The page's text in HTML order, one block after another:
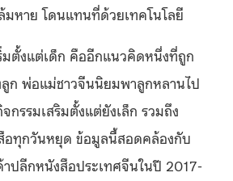
มหาย โดนแทนที่ด้วยเทคโนโลยี
มตั้งแต่เด็ก คืออีกแนวคิดหนึ่งที่ถูก
ลูก พ่อแม่ชาวจีนนิยมพาลูกหลานไป
กรรมเสริมตั้งแต่ยังเล็ก รวมถึง
อทุกวันหยุด ข้อมูลนี้สอดคล้องกับ
ปลีกหนังสือประเทศจีนในปี 2017-